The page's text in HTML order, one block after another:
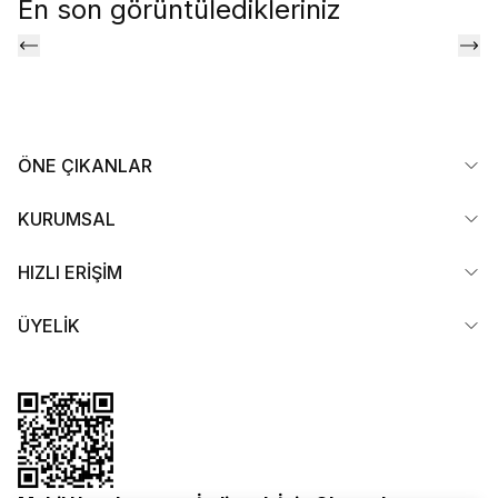
En son görüntüledikleriniz
ÖNE ÇIKANLAR
KURUMSAL
HIZLI ERİŞİM
ÜYELİK